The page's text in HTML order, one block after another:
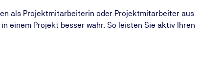
als Projektmitarbeiterin oder Projektmitarbeiter aus
einem Projekt besser wahr. So leisten Sie aktiv Ihren